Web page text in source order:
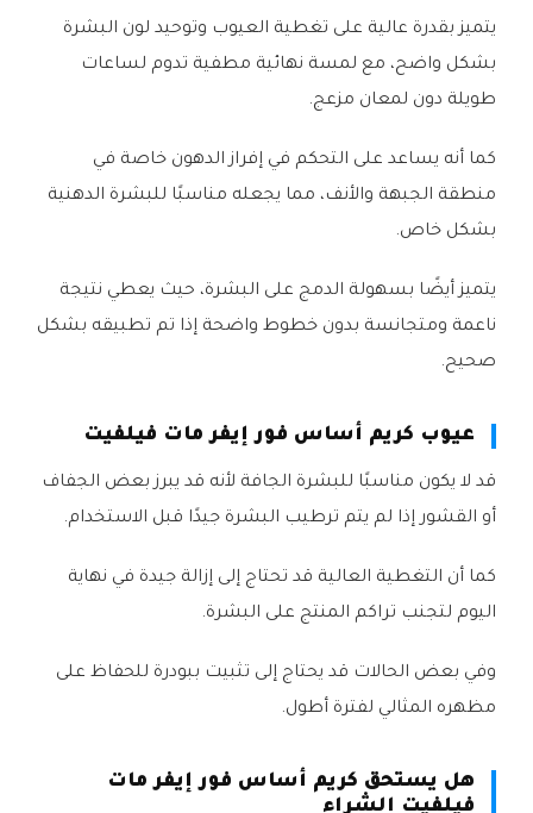
يتميز بقدرة عالية على تغطية العيوب وتوحيد لون البشرة
بشكل واضح، مع لمسة نهائية مطفية تدوم لساعات
طويلة دون لمعان مزعج.
كما أنه يساعد على التحكم في إفراز الدهون خاصة في
منطقة الجبهة والأنف، مما يجعله مناسبًا للبشرة الدهنية
بشكل خاص.
يتميز أيضًا بسهولة الدمج على البشرة، حيث يعطي نتيجة
ناعمة ومتجانسة بدون خطوط واضحة إذا تم تطبيقه بشكل
صحيح.
عيوب كريم أساس فور إيفر مات فيلفيت
قد لا يكون مناسبًا للبشرة الجافة لأنه قد يبرز بعض الجفاف
أو القشور إذا لم يتم ترطيب البشرة جيدًا قبل الاستخدام.
كما أن التغطية العالية قد تحتاج إلى إزالة جيدة في نهاية
اليوم لتجنب تراكم المنتج على البشرة.
وفي بعض الحالات قد يحتاج إلى تثبيت ببودرة للحفاظ على
مظهره المثالي لفترة أطول.
هل يستحق كريم أساس فور إيفر مات
فيلفيت الشراء